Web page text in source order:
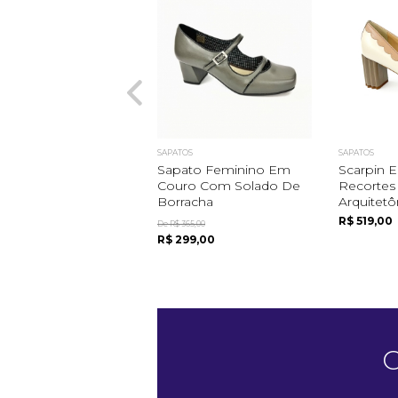
SAPATOS
Sapato Feminino Em
Couro Com Solado De
Borracha
De R$ 365,00
R$ 299,00
SAPATOS
Scarpin
R$ 519,00